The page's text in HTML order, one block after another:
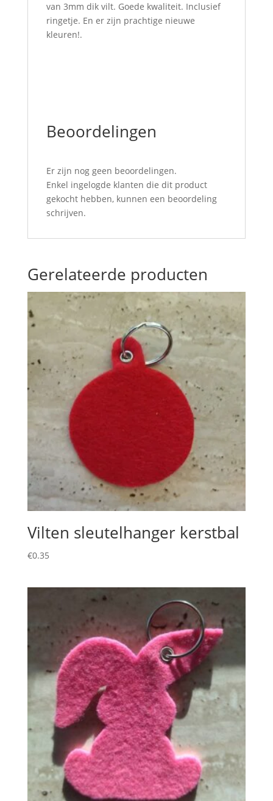
van 3mm dik vilt. Goede kwaliteit. Inclusief
ringetje. En er zijn prachtige nieuwe
kleuren!.
Beoordelingen
Er zijn nog geen beoordelingen.
Enkel ingelogde klanten die dit product
gekocht hebben, kunnen een beoordeling
schrijven.
Gerelateerde producten
Vilten sleutelhanger kerstbal
€0.35